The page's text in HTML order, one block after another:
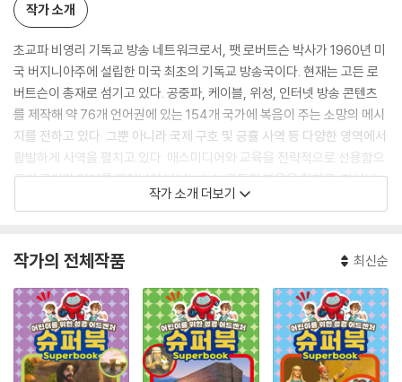
작가 소개
초교파 비영리 기독교 방송 네트워크로서, 팻 로버트슨 박사가 1960년 미
국 버지니아주에 설립한 미국 최초의 기독교 방송국이다. 현재는 고든 로
버트슨이 총재로 섬기고 있다. 공중파, 케이블, 위성, 인터넷 방송 콘텐츠
를 제작해 약 76개 언어권에 있는 154개 국가에 복음이 주는 소망의 메시
지를 전하고 있다. 그뿐 아니라 국제 구호 및 긍휼 사역 등 다양한 영역에서
활발하게 사역을 펼치고 있다. 매스미디어와 교육을 전략적으로 선용함으
로써 국경과 언어를 뛰어넘어 남녀노소 누구든지 복음을 접하고, 하나님
나라의 질서가 그들 삶의 기준으로 건강하게 세워지도록 돕고 있다.
작가 소개 더보기
작가의 전체작품 최신순